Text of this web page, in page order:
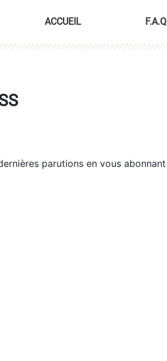
ACCUEIL F.A.Q
parutions en vous